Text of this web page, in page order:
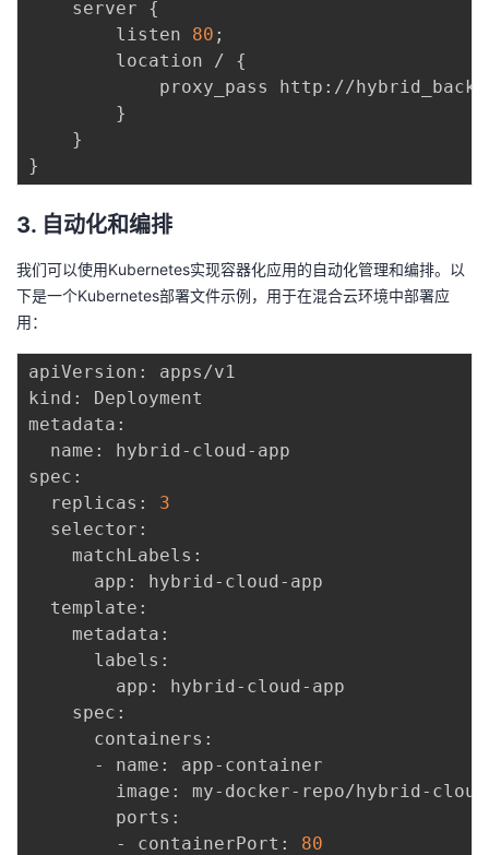
    server
{
        listen
80 ;
        location /
{
proxy_pass http://
}
}
}
3. 自动化和编排
我们可以使用Kubernetes实现容器化应用的自动化管理和编排。以
下是一个Kubernetes部署文件示例，用于在混合云环境中部署应
用：
apiVersion: apps/v1
kind: Deployment
metadata:
  name: hybrid-cloud-app
spec:
  replicas:
3
  selector:
    matchLabels:
      app: hybrid-cloud-app
  template:
    metadata:
      labels:
        app: hybrid-cloud-app
    spec:
      containers:
      - name: app-container
image: my-docker-repo/hybrid-
        ports:
        - containerPort:
80